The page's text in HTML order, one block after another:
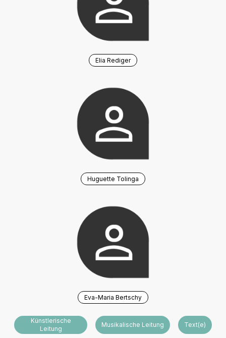
Elia Rediger
Huguette Tolinga
Eva-Maria Bertschy
Künstlerische
Leitung
Musikalische Leitung Text(e)